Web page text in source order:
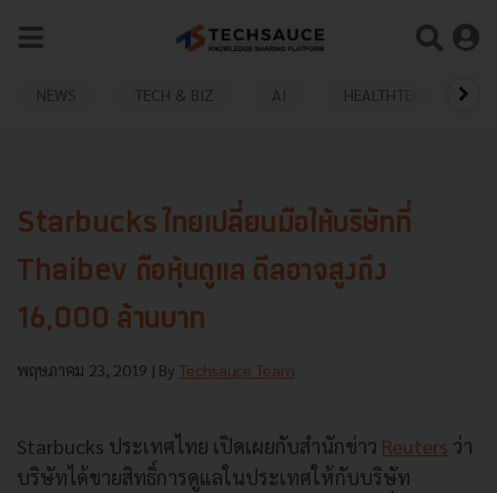
NEWS TECH & BIZ AI HEALTHTECH
Starbucks ไทยเปลี่ยนมือให้บริษัทที่
Thaibev ถือหุ้นดูแล ดีลอาจสูงถึง
16,000 ล้านบาท
พฤษภาคม 23, 2019 | By Techsauce Team
Starbucks ประเทศไทย เปิดเผยกับสำนักข่าว Reuters ว่า
บริษัทได้ขายสิทธิ์การดูแลในประเทศให้กับบริษัท